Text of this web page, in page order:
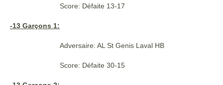
Score: Défaite 13-17
-13 Garçons 1:
Adversaire: AL St Genis Laval HB
Score: Défaite 30-15